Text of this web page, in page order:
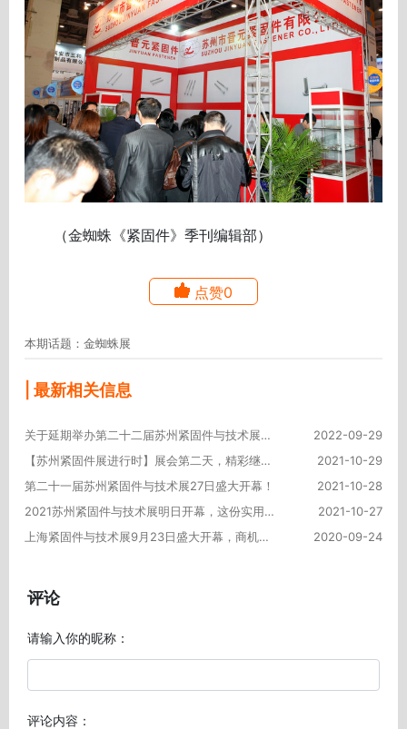
（金蜘蛛《紧固件》季刊编辑部）
点赞0
本期话题：金蜘蛛展
| 最新相关信息
关于延期举办第二十二届苏州紧固件与技术展的通知
2022-09-29
【苏州紧固件展进行时】展会第二天，精彩继续，热情不减！
2021-10-29
第二十一届苏州紧固件与技术展27日盛大开幕！
2021-10-28
2021苏州紧固件与技术展明日开幕，这份实用的逛展攻略请收好！
2021-10-27
上海紧固件与技术展9月23日盛大开幕，商机涌动！
2020-09-24
评论
请输入你的昵称：
评论内容：